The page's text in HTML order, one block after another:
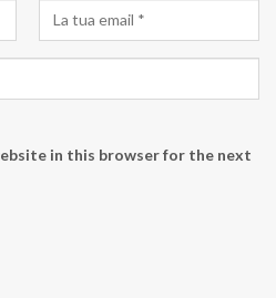
in this browser for the next